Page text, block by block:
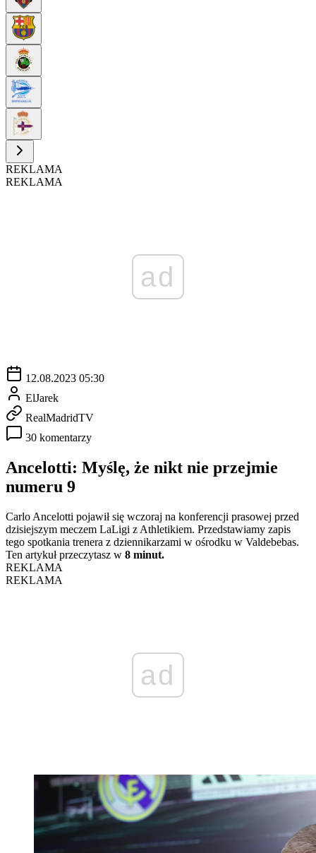
REKLAMA
REKLAMA
ad
12.08.2023 05:30
ElJarek
RealMadridTV
30 komentarzy
Ancelotti: Myślę, że nikt nie przejmie
numeru 9
Carlo Ancelotti pojawił się wczoraj na konferencji prasowej przed
dzisiejszym meczem LaLigi z Athletikiem. Przedstawiamy zapis
tego spotkania trenera z dziennikarzami w ośrodku w Valdebebas.
Ten artykuł przeczytasz w 8 minut.
REKLAMA
REKLAMA
ad